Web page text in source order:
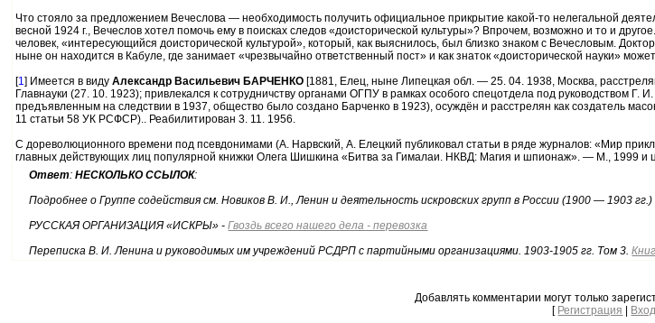
Что стояло за предложением Вечеслова — необходимость получить официальное прикрытие какой-то нелегальной
весной 1924 г., Вечеслов хотел помочь ему в поисках следов «доисторической культуры»? Впрочем, возможно и то и
человек, «интересующийся доисторической культурой», который, как выяснилось, был близко знаком с Вечесловым.
ныне он находится в Кабуле, где занимает «чрезвычайно ответственный пост» и как знаток «доисторической науки»
[1] Имеется в видуАлександр Васильевич БАРЧЕНКО [1881, Елец, ныне Липецкая обл. — 25. 04. 1938, Москва,
Главнауки (27. 10. 1923); привлекался к сотрудничству органами ОГПУ в рамках особого спецотдела под руководством
предъявленным на следствии в 1937, общество было создано Барченко в 1923), осуждён и расстрелян как создатель
11 статьи 58 УК РСФСР).. Реабилитирован 3. 11. 1956.
С дореволюционного времени под псевдонимами (А. Нарвский, А. Елецкий публиковал статьи в ряде журналов: «Мир
главных действующих лиц популярной книжки Олега Шишкина «Битва за Гималаи. НКВД: Магия и шпионаж». — М., 1999 и
Ответ:НЕСКОЛЬКО ССЫЛОК:
Подробнее о Группе содействия см. Новиков В. И., Ленин и деятельность искровских групп в России (1900 —
РУССКАЯ ОРГАНИЗАЦИЯ «ИСКРЫ» -Гвоздь всего нашего дела - перевозка
Переписка В. И. Ленина и руководимых им учреждений РСДРП с партийными организациями. 1903-1905 гг. Том 3.
Добавлять комментарии могут только
[ Регистрация Вход